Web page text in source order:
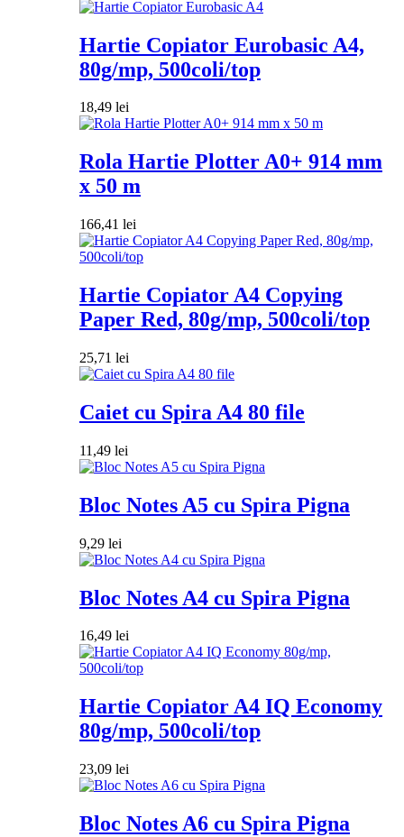
Hartie Copiator Eurobasic A4,
80g/mp, 500coli/top
18,49 lei
Rola Hartie Plotter A0+ 914 mm
x 50 m
166,41 lei
Hartie Copiator A4 Copying
Paper Red, 80g/mp, 500coli/top
25,71 lei
Caiet cu Spira A4 80 file
11,49 lei
Bloc Notes A5 cu Spira Pigna
9,29 lei
Bloc Notes A4 cu Spira Pigna
16,49 lei
Hartie Copiator A4 IQ Economy
80g/mp, 500coli/top
23,09 lei
Bloc Notes A6 cu Spira Pigna